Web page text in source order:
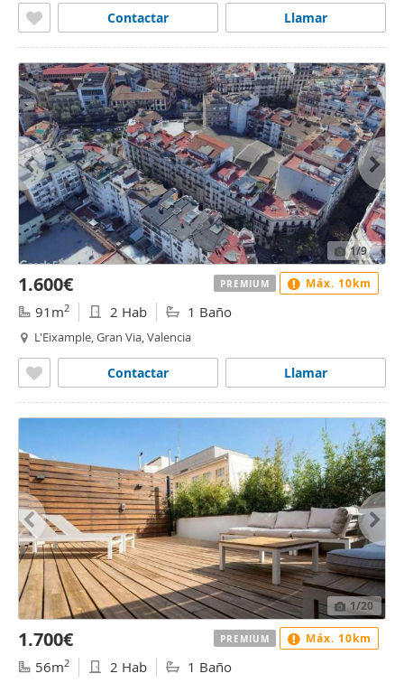
Llamar
Contactar
1/9
1.600€
91m2 2 Hab 1 Baño
L'Eixample, Gran Via, Valencia
Llamar
Contactar
PREMIUM Máx. 10km
1/20
1.700€
56m2 2 Hab 1 Baño
PREMIUM Máx. 10km